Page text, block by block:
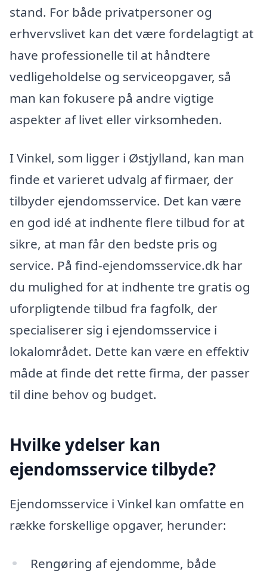
stand. For både privatpersoner og
erhvervslivet kan det være fordelagtigt at
have professionelle til at håndtere
vedligeholdelse og serviceopgaver, så
man kan fokusere på andre vigtige
aspekter af livet eller virksomheden.
I Vinkel, som ligger i Østjylland, kan man
finde et varieret udvalg af firmaer, der
tilbyder ejendomsservice. Det kan være
en god idé at indhente flere tilbud for at
sikre, at man får den bedste pris og
service. På find-ejendomsservice.dk har
du mulighed for at indhente tre gratis og
uforpligtende tilbud fra fagfolk, der
specialiserer sig i ejendomsservice i
lokalområdet. Dette kan være en effektiv
måde at finde det rette firma, der passer
til dine behov og budget.
Hvilke ydelser kan
ejendomsservice tilbyde?
Ejendomsservice i Vinkel kan omfatte en
række forskellige opgaver, herunder:
Rengøring af ejendomme, både